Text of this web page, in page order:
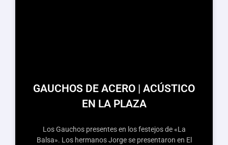
GAUCHOS DE ACERO | ACÚSTICO
EN LA PLAZA
Los Gauchos presentes en los festejos de «La
Balsa». Los hermanos Jorge se presentaron en El